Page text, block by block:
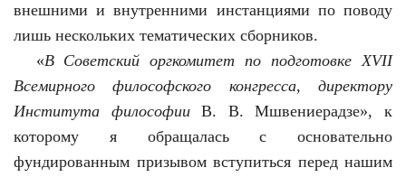
внешними и внутренними инстанциями по поводу
лишь нескольких тематических сборников.
«В Советский оргкомитет по подготовке ХVII
Всемирного философского конгресса, директору
Института философииВ. В. Мшвениерадзе», к
которому я обращалась с основательно
фундированным призывом вступиться перед нашим